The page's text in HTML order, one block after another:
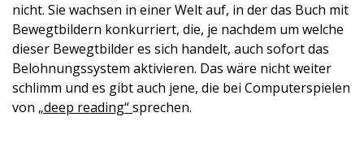
nicht. Sie wachsen in einer Welt auf, in der das Buch mit
Bewegtbildern konkurriert, die, je nachdem um welche
dieser Bewegtbilder es sich handelt, auch sofort das
Belohnungssystem aktivieren. Das wäre nicht weiter
schlimm und es gibt auch jene, die bei Computerspielen
von „deep reading“sprechen.